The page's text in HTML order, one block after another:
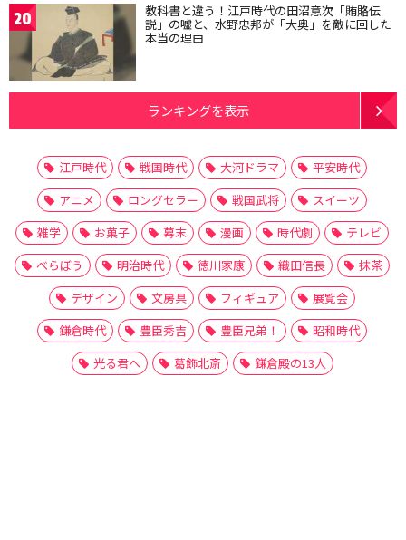
20 教科書と違う！江戸時代の田沼意次「賄賂伝
説」の嘘と、水野忠邦が「大奥」を敵に回した
本当の理由
ランキングを表示
江戸時代 戦国時代 大河ドラマ
平安時代
アニメ
ロングセラー 戦国武将
スイーツ
雑学
お菓子 幕末 漫画 時代劇
テレビ
べらぼう
明治時代 徳川家康 織田信長
抹茶
デザイン
文房具 フィギュア
展覧会
鎌倉時代
豊臣秀吉 豊臣兄弟！
昭和時代
光る君へ
葛飾北斎 鎌倉殿の13人